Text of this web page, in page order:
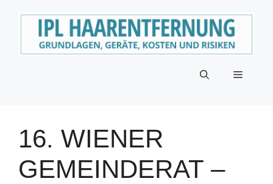
Menü
16. WIENER
GEMEINDERAT –